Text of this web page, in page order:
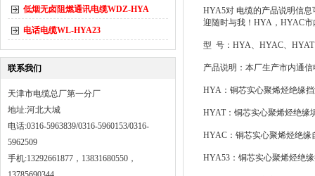
低烟无卤阻燃通讯电缆WDZ-HYA
电话电缆WL-HYA23
联系我们
天津市电缆总厂第一分厂
地址:河北大城
电话:0316-5963839/0316-5960153/0316-
5962509
手机:13292661877，13831680550，
HYA5对 电缆的产品说明信
迎随时与我！HYA，HYAC
型 号：HYA、HYAC、
产品说明：本厂生产市内通
HYA：铜芯实心聚烯烃绝缘
HYAT：铜芯实心聚烯烃绝缘
HYAC：铜芯实心聚烯烃绝
HYA53：铜芯实心聚烯烃绝